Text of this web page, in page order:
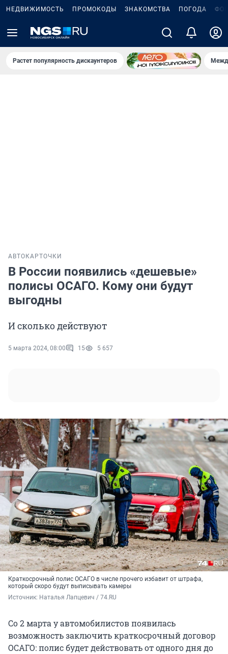
НЕДВИЖИМОСТЬ ПРОМОКОДЫ ЗНАКОМСТВА ПОГОДА
Растет популярность дискаунтеров
АВТО КАРТОЧКИ
В России появились «дешевые»
полисы ОСАГО. Кому они будут
выгодны
И сколько действуют
5 марта 2024, 08:00 15 5 657
Краткосрочный полис ОСАГО в числе прочего избавит от штрафа,
который скоро будут выписывать камеры
Источник: Наталья Лапцевич / 74.RU
Со 2 марта у автомобилистов появилась
возможность заключить краткосрочный договор
ОСАГО: полис будет действовать от одного дня до